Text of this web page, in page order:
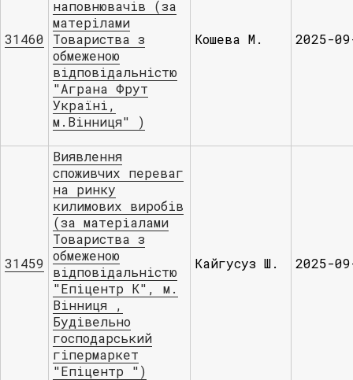
31460
наповнювачів (за
матерілами
Товариства з
обмеженою
відповідальністю
"Аграна Фрут
Україні,
м.Вінниця" )
Кошева М. 2025-
31459
Виявлення
споживчих переваг
на ринку
килимових виробів
(за матеріалами
Товариства з
обмеженою
відповідальністю
"Епіцентр К", м.
Вінниця ,
Будівельно
господарський
гіпермаркет
"Епіцентр ")
Кайгусуз Ш. 2025-